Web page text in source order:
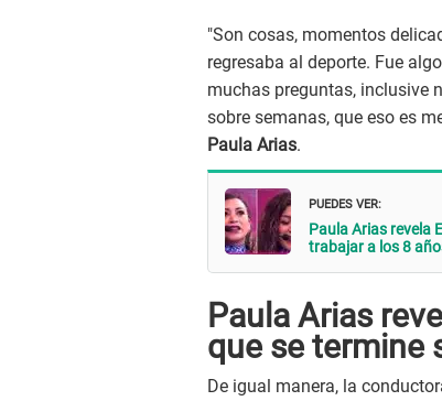
"Son cosas, momentos
regresaba al deporte. Fue
muchas preguntas, inclusive
sobre semanas, que eso es
Paula Arias.
PUEDES VER:
Paula Arias revela
trabajar a los 8
Paula Arias
que se termine
De igual manera, la